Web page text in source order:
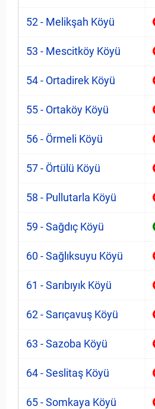
52 - Melikşah Köyü
53 - Mescitköy Köyü
54 - Ortadirek Köyü
55 - Ortaköy Köyü
56 - Örmeli Köyü
57 - Örtülü Köyü
58 - Pullutarla Köyü
59 - Sağdıç Köyü
60 - Sağlıksuyu Köyü
61 - Sarıbıyık Köyü
62 - Sarıçavuş Köyü
63 - Sazoba Köyü
64 - Seslitaş Köyü
65 - Somkaya Köyü